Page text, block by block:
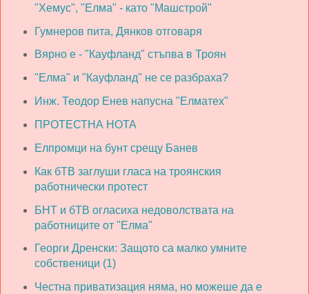
"Хемус", "Елма" - като "Машстрой"
Гумнеров пита, Дянков отговаря
Вярно е - "Кауфланд" стъпва в Троян
"Елма" и "Кауфланд" не се разбраха?
Инж. Теодор Енев напусна "Елматех"
ПРОТЕСТНА НОТА
Елпромци на бунт срещу Банев
Как бТВ заглуши гласа на троянския
работнически протест
БНТ и бТВ огласиха недоволствата на
работниците от "Елма"
Георги Дренски: Защото са малко умните
собственици (1)
Честна приватизация няма, но можеше да е